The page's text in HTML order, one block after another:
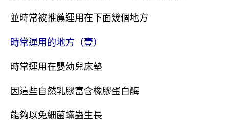
並時常被推薦運用在下面幾個地方
時常運用的地方（壹）
時常運用在嬰幼兒床墊
因這些自然乳膠富含橡膠蛋白酶
能夠以免細菌蟎蟲生長